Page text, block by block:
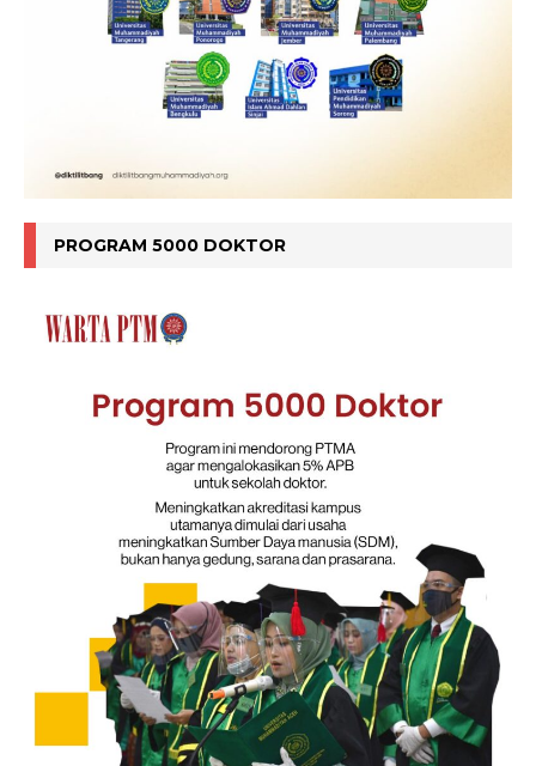
PROGRAM 5000 DOKTOR